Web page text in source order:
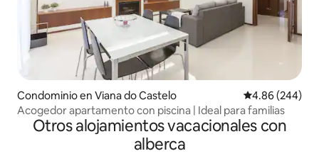
Condominio en Viana do Castelo Calificación
4.86 (244)
Acogedor apartamento con piscina | Ideal para familias
Otros alojamientos vacacionales con
alberca